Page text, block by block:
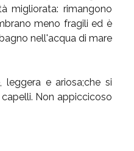
migliorata: rimangono
meno fragili ed è
nell'acqua di mare
leggera e ariosa;che si
Non appiccicoso